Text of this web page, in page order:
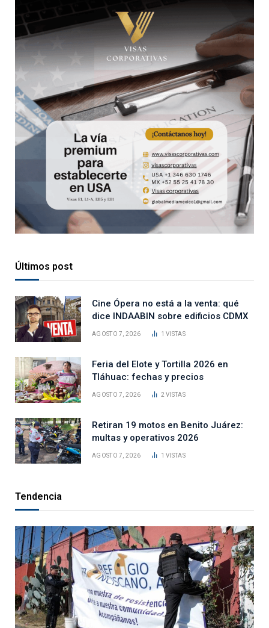
Últimos post
Cine Ópera no está a la venta: qué
dice INDAABIN sobre edificios CDMX
AGOSTO 7, 2026 1VISTAS
Feria del Elote y Tortilla 2026 en
Tláhuac: fechas y precios
AGOSTO 7, 2026 2VISTAS
Retiran 19 motos en Benito Juárez:
multas y operativos 2026
AGOSTO 7, 2026 1VISTAS
Tendencia